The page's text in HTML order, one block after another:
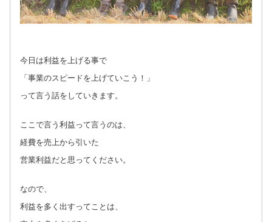
今日は利益を上げる事で
「事業のスピードを上げていこう！」
って言う話をしていきます。
ここで言う利益って言うのは、
経費を売上から引いた
営業利益だと思ってください。
なので、
利益を多く出すってことは、